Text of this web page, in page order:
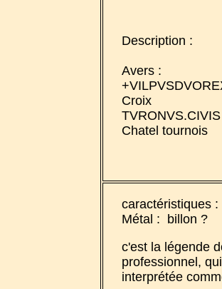
Description :
Avers :
Croix
TVRONVS.CIVIS
Chatel tournois
caractéristiques :
Métal : billon ?
c'est la légende
professionnel,
interprétée